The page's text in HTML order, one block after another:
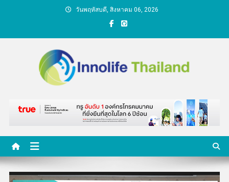
วันพฤหัสบดี, สิงหาคม 06, 2026
คนกับความคิด ชีวิตกับ
นวัตกรรม